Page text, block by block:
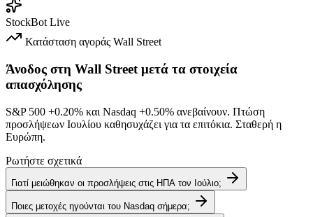
StockBot Live
Κατάσταση αγοράς Wall Street
Άνοδος στη Wall Street μετά τα στοιχεία
απασχόλησης
S&P 500 +0.20% και Nasdaq +0.50% ανεβαίνουν. Πτώση
προσλήψεων Ιουλίου καθησυχάζει για τα επιτόκια. Σταθερή η
Ευρώπη.
Ρωτήστε σχετικά
Γιατί μειώθηκαν οι προσλήψεις στις ΗΠΑ τον Ιούλιο;
Ποιες μετοχές ηγούνται του Nasdaq σήμερα;